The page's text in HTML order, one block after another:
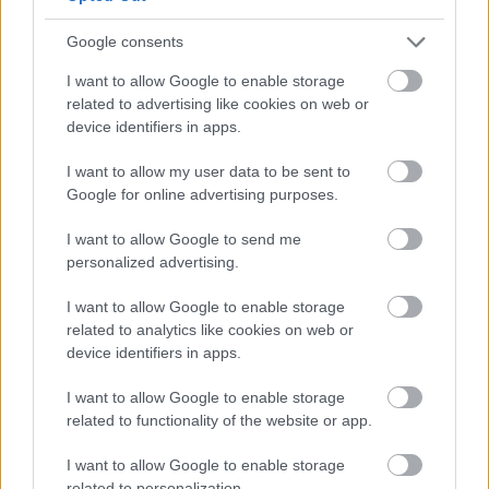
Google consents
I want to allow Google to enable storage
related to advertising like cookies on web or
device identifiers in apps.
I want to allow my user data to be sent to
Google for online advertising purposes.
I want to allow Google to send me
personalized advertising.
I want to allow Google to enable storage
related to analytics like cookies on web or
device identifiers in apps.
I want to allow Google to enable storage
related to functionality of the website or app.
I want to allow Google to enable storage
mi van bennük? És legfőképp: pontosan mennyi
van belőlük?"
A definíció szerint a doboz "bármilyen tárgy, amely más
objektumokat tartalmazhat, általában téglalap alakú,
esetleg fedéllel, és többnyire fából, fémből vagy
kartonból készül."